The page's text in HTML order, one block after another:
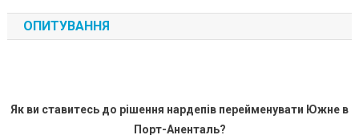
ОПИТУВАННЯ
Як ви ставитесь до рішення нардепів перейменувати Южне в
Порт-Аненталь?